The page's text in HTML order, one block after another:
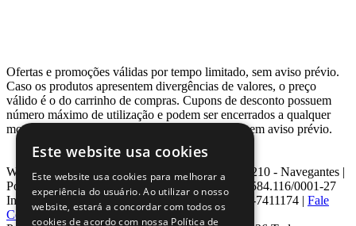
Ofertas e promoções válidas por tempo limitado, sem aviso prévio.
Caso os produtos apresentem divergências de valores, o preço
válido é o do carrinho de compras. Cupons de desconto possuem
número máximo de utilização e podem ser encerrados a qualquer
momento, de acordo com sua disponibilidade e sem aviso prévio.
Webcontinental LTDA | Travessa Venezuela, Nº 210 - Navegantes |
Porto Alegre - RS - CEP: 90.240-220 CNPJ: 08.584.116/0001-27
Inscrição Estadual: 0963171399 | Telefone: 0800-7411174 | Fale
Conosco|ouvidoria@webcontinental.com.br
Este website usa cookies
Este website usa cookies para melhorar a
experiência do usuário. Ao utilizar o nosso
website, estará a concordar com todos os
cookies de acordo com nossa Política de